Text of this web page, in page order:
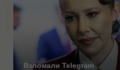
Взломали Telegram